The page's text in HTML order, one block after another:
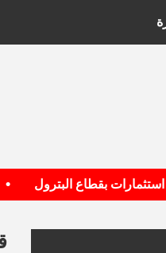
بقطاع البترول